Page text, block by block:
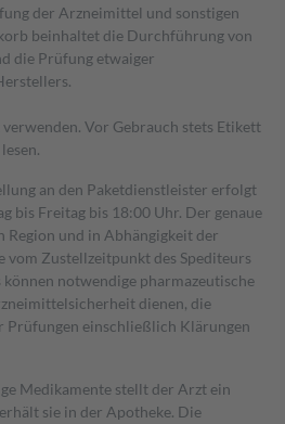
der Arzneimittel und sonstigen
beinhaltet die Durchführung von
die Prüfung etwaiger
Vor Gebrauch stets Etikett
an den Paketdienstleister erfolgt
bis Freitag bis 18:00 Uhr. Der genaue
Region und in Abhängigkeit der
Zustellzeitpunkt des Spediteurs
notwendige pharmazeutische
dienen, die
Prüfungen einschließlich Klärungen
Medikamente stellt der Arzt ein
sie in der Apotheke. Die